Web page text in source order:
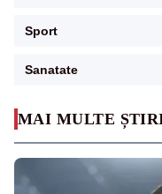
MAI MULTE
Sport
Sanatate